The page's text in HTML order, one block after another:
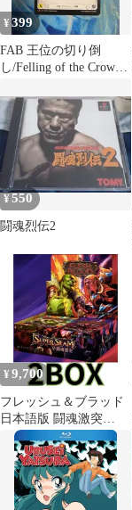
¥399
FAB 王位の切り倒
し/Felling of the Crown
¥550
闘魂烈伝2
¥ 9,700
フレッシュ＆ブラッド
日本語版 闘魂激突
(Super Slam) ブースタ
ー 2BOX